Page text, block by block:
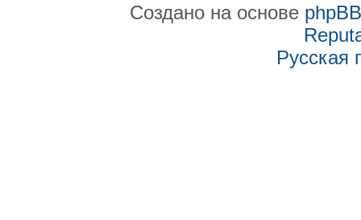
Создано на основе phpBB
Русская